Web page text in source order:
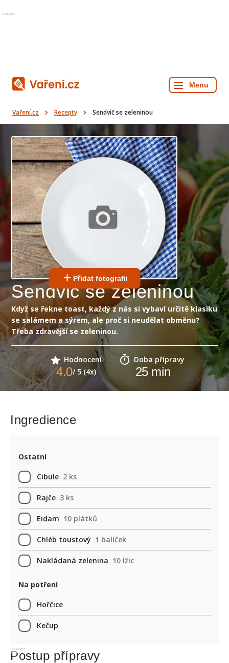
Reklama
Vaření.cz Recepty Sendvič se zeleninou
Přidat fotografii
Sendvič se zeleninou
Když se řekne toast, každý z nás si vybaví určitě klasiku
se salámem a sýrem, ale proč si neudělat obměnu?
Třeba zdravější se zeleninou.
Hodnocení
4.0/ 5 (4x)
Doba přípravy
25min
Ingredience
Ostatní
Cibule 2 ks
Rajče 3 ks
Eidam 10 plátků
Chléb toustový 1 balíček
Nakládaná zelenina 10 lžic
Na potření
Hořčice
Kečup
Reklama
Postup přípravy